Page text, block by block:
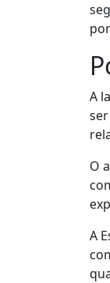
A
O
A